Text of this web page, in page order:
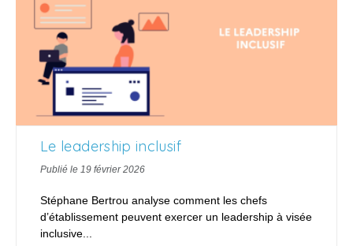
Le leadership inclusif
Publié le 19 février 2026
Stéphane Bertrou analyse comment les chefs
d’établissement peuvent exercer un leadership à visée
inclusive...